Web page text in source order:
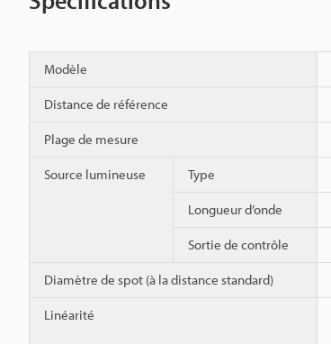
Modèle
Distance de référence
Plage de mesure
Source lumineuse Type
Longueur d’onde
Sortie de contrôle
Diamètre de spot (à la distance standard)
Linéarité